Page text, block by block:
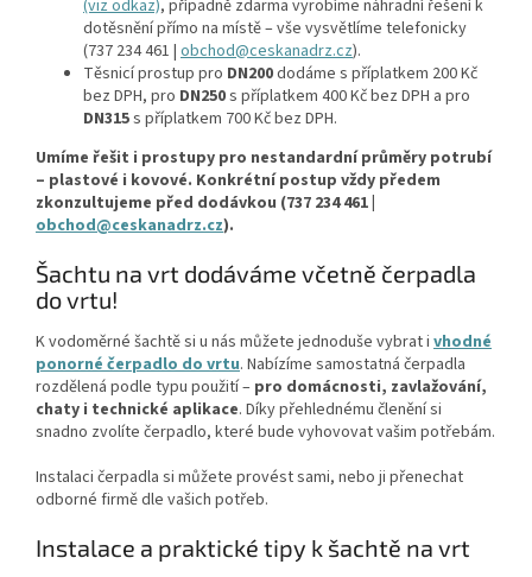
(viz odkaz), případně zdarma vyrobíme náhradní řešení k
dotěsnění přímo na místě – vše vysvětlíme telefonicky
(737 234 461 | obchod@ceskanadrz.cz).
Těsnicí prostup pro DN200dodáme s příplatkem 200 Kč
bez DPH, pro DN250s příplatkem 400 Kč bez DPH a pro
DN315s příplatkem 700 Kč bez DPH.
Umíme řešit i prostupy pro nestandardní průměry potrubí
– plastové i kovové. Konkrétní postup vždy předem
zkonzultujeme před dodávkou (737 234 461 |
obchod@ceskanadrz.cz).
Šachtu na vrt dodáváme včetně čerpadla
do vrtu!
K vodoměrné šachtě si u nás můžete jednoduše vybrat i vhodné
ponorné čerpadlo do vrtu. Nabízíme samostatná čerpadla
rozdělená podle typu použití – pro domácnosti, zavlažování,
chaty i technické aplikace. Díky přehlednému členění si
snadno zvolíte čerpadlo, které bude vyhovovat vašim potřebám.
Instalaci čerpadla si můžete provést sami, nebo ji přenechat
odborné firmě dle vašich potřeb.
Instalace a praktické tipy k šachtě na vrt